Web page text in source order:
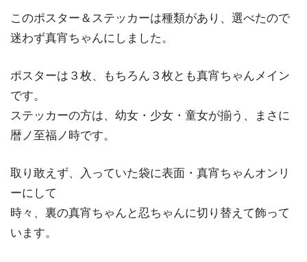
このポスター＆ステッカーは種類があり、選べたので
迷わず真宵ちゃんにしました。
ポスターは３枚、もちろん３枚とも真宵ちゃんメイン
です。
ステッカーの方は、幼女・少女・童女が揃う、まさに
暦ノ至福ノ時です。
取り敢えず、入っていた袋に表面・真宵ちゃんオンリ
ーにして
時々、裏の真宵ちゃんと忍ちゃんに切り替えて飾って
います。